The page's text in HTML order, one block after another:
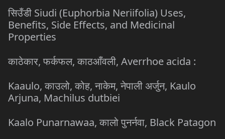
सिउँडी Siudi (Euphorbia Neriifolia) Uses,
Benefits, Side Effects, and Medicinal
Properties
काठेकार, फर्कफल, काठआँवली, Averrhoe acida :
Kaaulo, काउलो, कोह, नाकेम, नेपाली अर्जुन, Kaulo
Arjuna, Machilus dutbiei
Kaalo Punarnawaa, कालो पुनर्नवा, Black Patagon